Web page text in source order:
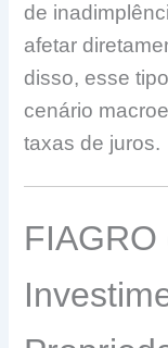
de
afetar
disso, esse
cenário
taxas de juros.
FIAGRO